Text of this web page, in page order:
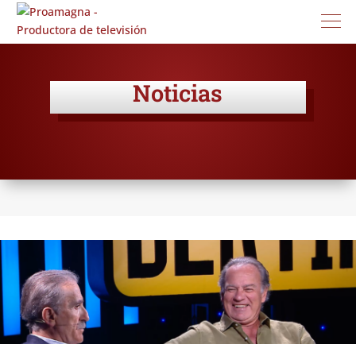
Noticias